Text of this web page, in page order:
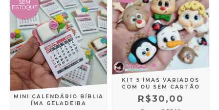
SEM
ESTOQUE
MINI CALENDÁRIO BÍBLIA
ÍMA GELADEIRA
KIT 5 ÍMAS VARIADOS
COM OU SEM CARTÃO
R$30,00